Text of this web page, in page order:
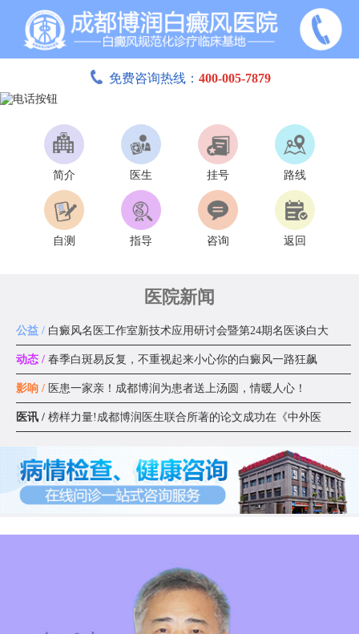
免费咨询热线： 400-005-7879
简介 医生 挂号 路线
自测 指导 咨询 返回
医院新闻
公益 / 白癜风名医工作室新技术应用研讨会暨第24期名医谈白大
动态 / 春季白斑易反复，不重视起来小心你的白癜风一路狂飙
影响 / 医患一家亲！成都博润为患者送上汤圆，情暖人心！
医讯 / 榜样力量!成都博润医生联合所著的论文成功在《中外医